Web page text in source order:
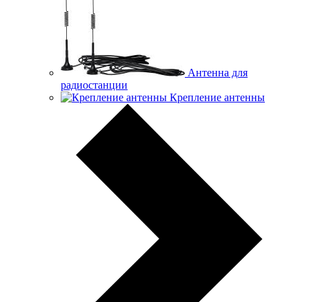
Антенна для
радиостанции
Крепление антенны